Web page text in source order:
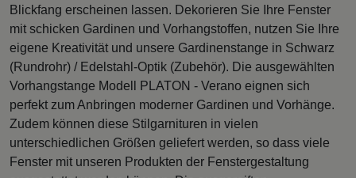
Blickfang erscheinen lassen. Dekorieren Sie Ihre Fenster
mit schicken Gardinen und Vorhangstoffen, nutzen Sie Ihre
eigene Kreativität und unsere Gardinenstange in Schwarz
(Rundrohr) / Edelstahl-Optik (Zubehör). Die ausgewählten
Vorhangstange Modell PLATON - Verano eignen sich
perfekt zum Anbringen moderner Gardinen und Vorhänge.
Zudem können diese Stilgarnituren in vielen
unterschiedlichen Größen geliefert werden, so dass viele
Fenster mit unseren Produkten der Fenstergestaltung